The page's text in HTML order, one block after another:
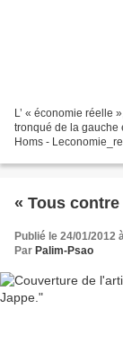
L’ « économie réelle
tronqué de la gauche
Homs - Leconomie_reelle_cest_le_capitalisme Clément Homs.pdf «
« Tous
Publié le 24/01/2012
Par Palim-Psao